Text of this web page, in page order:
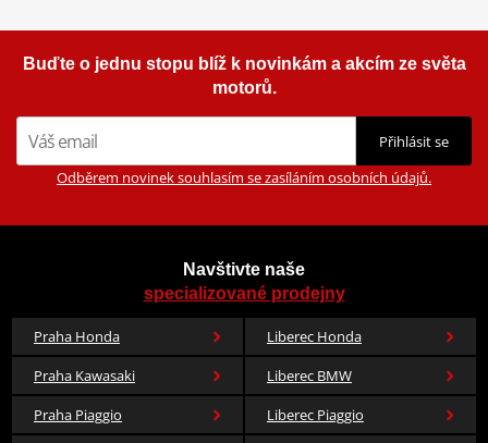
Buďte o jednu stopu blíž k novinkám a akcím ze světa
motorů.
Přihlásit se
Odběrem novinek souhlasím se zasíláním osobních údajů.
Navštivte naše
specializované prodejny
Praha Honda
Liberec Honda
Praha Kawasaki
Liberec BMW
Praha Piaggio
Liberec Piaggio